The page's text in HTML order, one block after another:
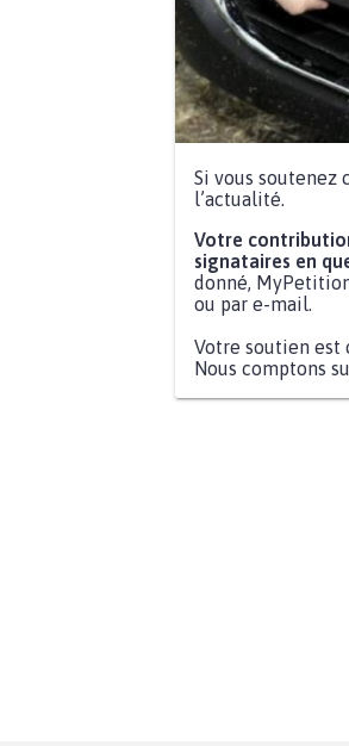
Si vous soutenez
l’actualité.
Votre
signataires en
donné,
ou par e-mail.
Votre soutien est
Nous comptons